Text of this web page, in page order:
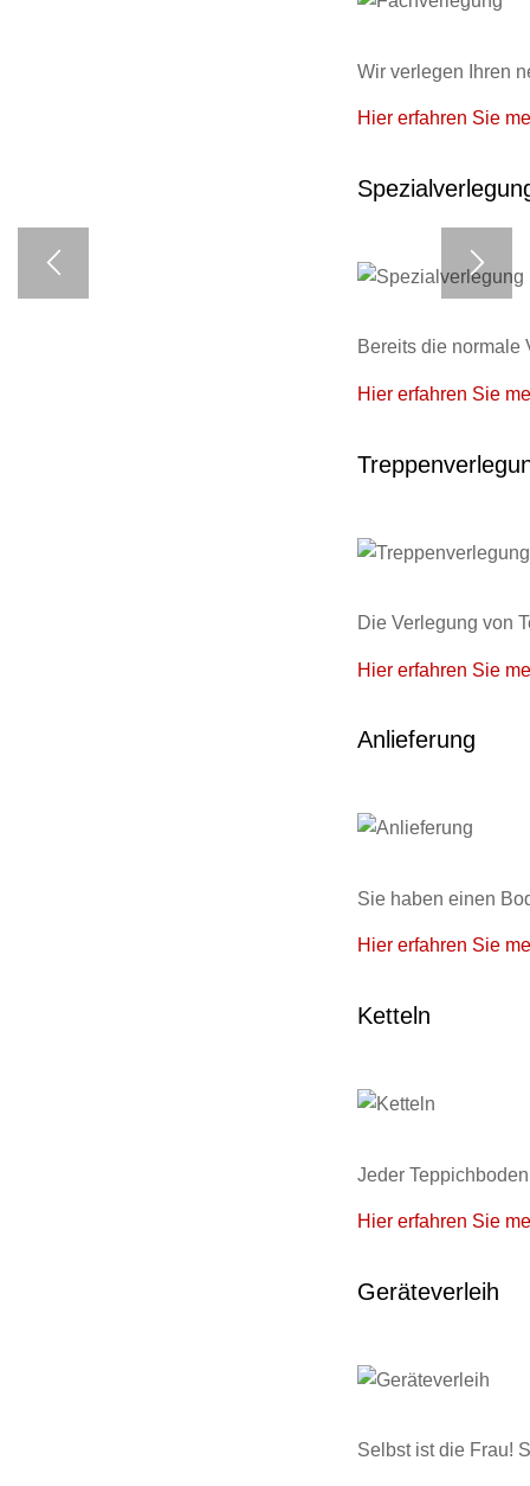
Wir verlegen Ihren
Hier erfahren Sie
Bereits die normale
Hier erfahren Sie
Die Verlegung von
Hier erfahren Sie
Anlieferung
Sie haben einen
Hier erfahren Sie
Ketteln
Jeder
Hier erfahren Sie
Geräteverleih
Selbst ist die Frau!